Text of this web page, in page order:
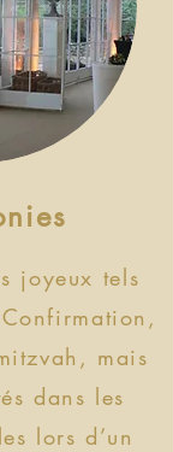
joyeux tels
mais
dans les
lors d’un